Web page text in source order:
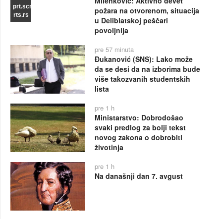
prt.scr
rts.rs
požara na otvorenom, situacija
u Deliblatskoj peščari
povoljnija
pre 57 minuta
Đukanović (SNS): Lako može
da se desi da na izborima bude
više takozvanih studentskih
lista
pre 1 h
Ministarstvo: Dobrodošao
svaki predlog za bolji tekst
novog zakona o dobrobiti
životinja
pre 1 h
Na današnji dan 7. avgust